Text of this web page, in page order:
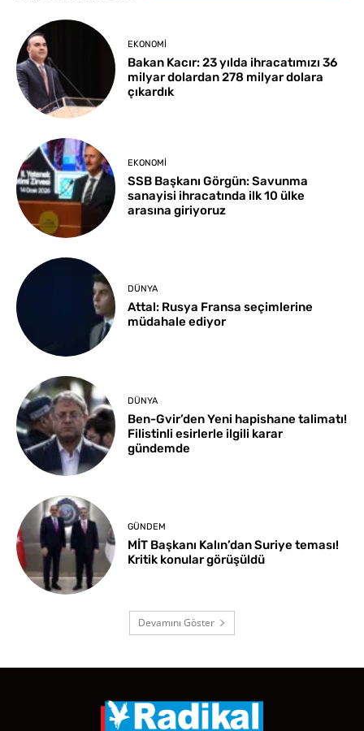
EKONOMI
Bakan Kacır: 23 yılda ihracatımızı 36
milyar dolardan 278 milyar dolara
çıkardık
EKONOMI
SSB Başkanı Görgün: Savunma
sanayisi ihracatında ilk 10 ülke
arasına giriyoruz
DÜNYA
Attal: Rusya Fransa seçimlerine
müdahale ediyor
DÜNYA
Ben-Gvir’den Yeni hapishane talimatı!
Filistinli esirlerle ilgili karar
gündemde
GÜNDEM
MİT Başkanı Kalın’dan Suriye teması!
Kritik konular görüşüldü
Devamını Göster